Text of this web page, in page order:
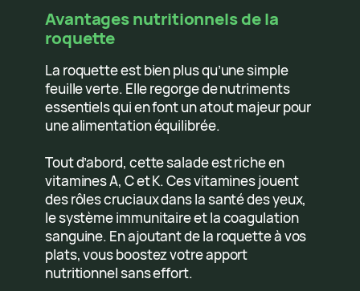
Avantages nutritionnels de la
roquette
La roquette est bien plus qu’une simple
feuille verte. Elle regorge de nutriments
essentiels qui en font un atout majeur pour
une alimentation équilibrée.
Tout d’abord, cette salade est riche en
vitamines A, C et K. Ces vitamines jouent
des rôles cruciaux dans la santé des yeux,
le système immunitaire et la coagulation
sanguine. En ajoutant de la roquette à vos
plats, vous boostez votre apport
nutritionnel sans effort.